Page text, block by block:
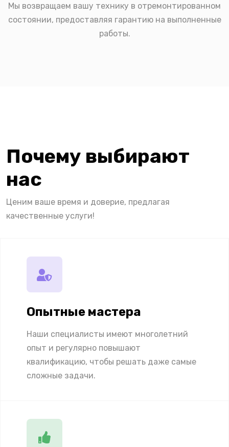
Мы возвращаем вашу технику в отремонтированном
состоянии, предоставляя гарантию на выполненные
работы.
Почему выбирают
нас
Ценим ваше время и доверие, предлагая
качественные услуги!
Опытные мастера
Наши специалисты имеют многолетний
опыт и регулярно повышают
квалификацию, чтобы решать даже самые
сложные задачи.